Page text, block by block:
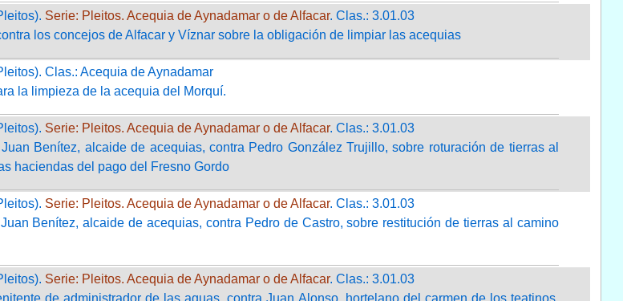
Serie: Pleitos. Acequia de Aynadamar o de Alfacar. Clas.: 3.01.03
los concejos de Alfacar y Víznar sobre la obligación de limpiar las acequias
Clas.: Acequia de Aynadamar
la limpieza de la acequia del Morquí.
Serie: Pleitos. Acequia de Aynadamar o de Alfacar. Clas.: 3.01.03
Benítez, alcaide de acequias, contra Pedro González Trujillo, sobre roturación de tierras al
haciendas del pago del Fresno Gordo
Serie: Pleitos. Acequia de Aynadamar o de Alfacar. Clas.: 3.01.03
Benítez, alcaide de acequias, contra Pedro de Castro, sobre restitución de tierras al camino
Serie: Pleitos. Acequia de Aynadamar o de Alfacar. Clas.: 3.01.03
de administrador de las aguas, contra Juan Alonso, hortelano del carmen de los teatinos,